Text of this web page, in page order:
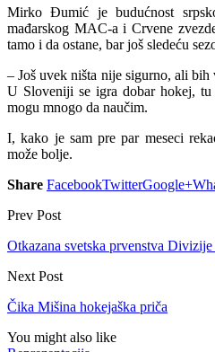
Mirko Đumić je budućnost
mađarskog MAC-a i Crvene
tamo i da ostane, bar još sledeću
– Još uvek ništa nije sigurno, ali bih
U Sloveniji se igra dobar hokej,
mogu mnogo da naučim.
I, kako je sam pre par meseci
može bolje.
Share FacebookTwitterGoogle+
Prev Post
Otkazana svetska prvenstva Divizije
Next Post
Čika Mišina hokejaška priča
You might also like